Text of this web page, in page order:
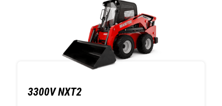
3300V NXT2